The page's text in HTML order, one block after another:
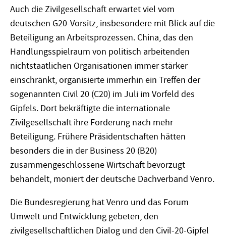
Auch die Zivilgesellschaft erwartet viel vom
deutschen G20-Vorsitz, insbesondere mit Blick auf die
Beteiligung an Arbeitsprozessen. China, das den
Handlungsspielraum von politisch arbeitenden
nichtstaatlichen Organisationen immer stärker
einschränkt, organisierte immerhin ein Treffen der
sogenannten Civil 20 (C20) im Juli im Vorfeld des
Gipfels. Dort bekräftigte die internationale
Zivilgesellschaft ihre Forderung nach mehr
Beteiligung. Frühere Präsidentschaften hätten
besonders die in der Business 20 (B20)
zusammengeschlossene Wirtschaft bevorzugt
behandelt, moniert der deutsche Dachverband Venro.
Die Bundesregierung hat Venro und das Forum
Umwelt und Entwicklung gebeten, den
zivilgesellschaftlichen Dialog und den Civil-20-Gipfel